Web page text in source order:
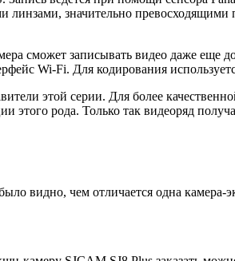
значительно превосходящими
сможет записывать видео даже еще
Wi-Fi. Для кодирования
этой серии. Для более
рода. Только так видеоряд
видно, чем отличается одна камера-